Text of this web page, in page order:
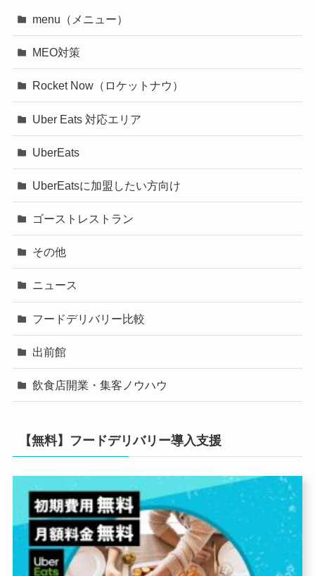
menu（メニュー）
MEO対策
Rocket Now（ロケットナウ）
Uber Eats 対応エリア
UberEats
UberEatsに加盟したい方向け
ゴーストレストラン
その他
ニュース
フードデリバリー比較
出前館
飲食店開業・集客ノウハウ
【無料】フードデリバリー導入支援